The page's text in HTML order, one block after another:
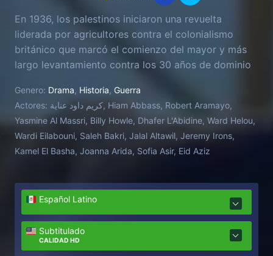
En 1936, los palestinos iniciaron una revuelta
liderada por agricultores contra el colonialismo
británico que marcó el comienzo del mayor y más
largo levantamiento contra los 30 años de dominio
Genero: Drama, Historia, Guerra
Actores: كريم داود عناية, Hiam Abbass, Robert Aramayo,
Yasmine Al Massri, Billy Howle, Dhafer L'Abidine, Ward Helou,
Wardi Eilabouni, Saleh Bakri, Jalal Altawil, Jeremy Irons,
Kamel El Basha, Joanna Arida, Sofia Asir, Eid Aziz
Español Latino
Subtitulado
CALIDAD HD